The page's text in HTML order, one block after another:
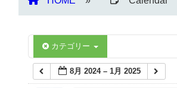
カテゴリー
8月 2024 – 1月 2025